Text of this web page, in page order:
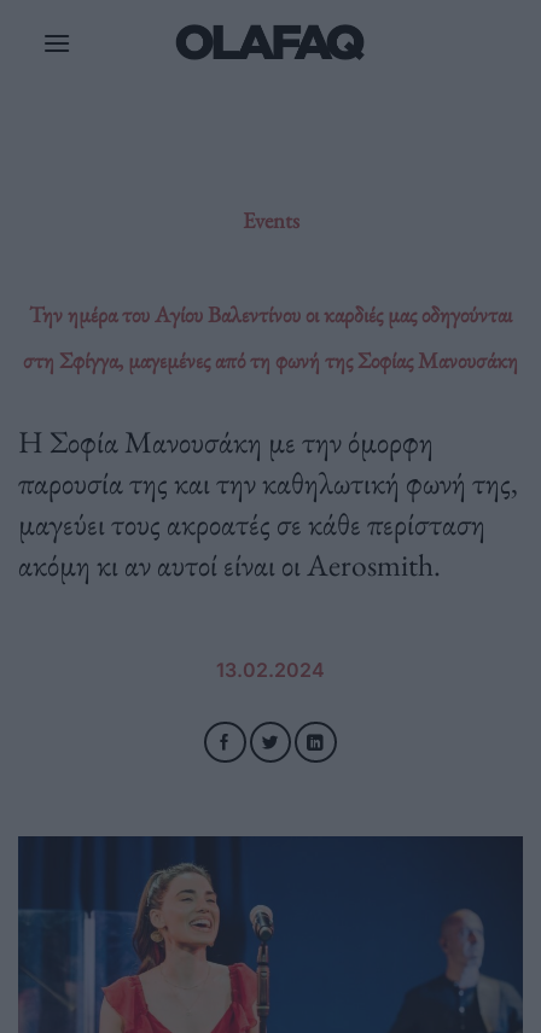
Events
Την ημέρα του Αγίου Βαλεντίνου οι καρδιές μας οδηγούνται
στη Σφίγγα, μαγεμένες από τη φωνή της Σοφίας Μανουσάκη
Η Σοφία Μανουσάκη με την όμορφη
παρουσία της και την καθηλωτική φωνή της,
μαγεύει τους ακροατές σε κάθε περίσταση
ακόμη κι αν αυτοί είναι οι Aerosmith.
13.02.2024